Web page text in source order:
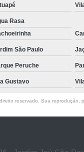
Rasa
São Paulo
Peruche
Gustavo
reservado. Sua reprodução,